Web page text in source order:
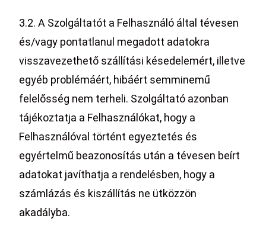
3.2. A Szolgáltatót a Felhasználó által tévesen
és/vagy pontatlanul megadott adatokra
visszavezethető szállítási késedelemért, illetve
egyéb problémáért, hibáért semminemű
felelősség nem terheli. Szolgáltató azonban
tájékoztatja a Felhasználókat, hogy a
Felhasználóval történt egyeztetés és
egyértelmű beazonosítás után a tévesen beírt
adatokat javíthatja a rendelésben, hogy a
számlázás és kiszállítás ne ütközzön
akadályba.